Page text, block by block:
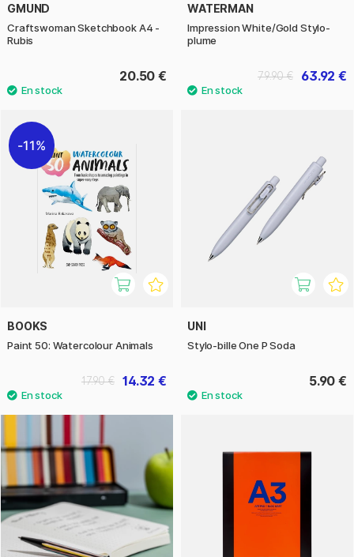
GMUND
Craftswoman Sketchbook A4 -
Rubis
20.50 €
WATERMAN
Impression White/Gold Stylo-
plume
63.92 €
79.90 €
11%
BOOKS
Paint 50: Watercolour Animals
14.32 €
17.90 €
UNI
Stylo-bille One P Soda
5.90 €